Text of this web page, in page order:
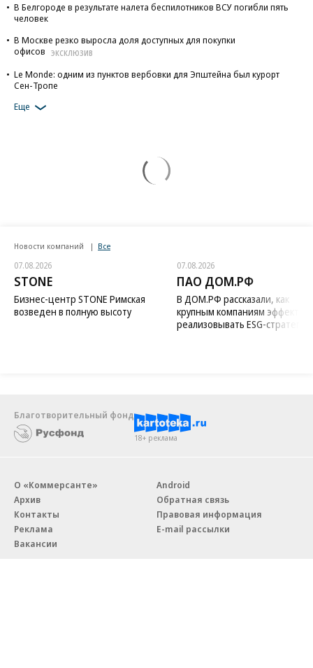
В Белгороде в результате налета беспилотников ВСУ погибли пять
человек
В Москве резко выросла доля доступных для покупки
офисов
ЭКСКЛЮЗИВ
Le Monde: одним из пунктов вербовки для Эпштейна был курорт
Сен-Тропе
Еще
Новости компаний Все
07.08.2026
STONE
Бизнес-центр STONE Римская
возведен в полную высоту
07.08.2026
ПАО ДОМ.РФ
В ДОМ.РФ рассказали, как
крупным компаниям
реализовывать ESG-стратегию
Благотворительный фонд
18+ реклама
О «Коммерсанте»
Архив
Контакты
Реклама
Вакансии
Android
Обратная связь
Правовая информация
E-mail рассылки